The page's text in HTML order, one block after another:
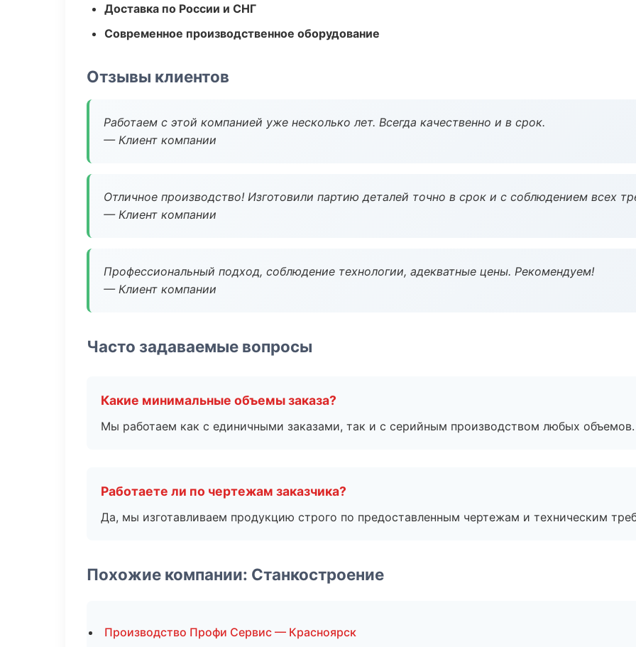
Доставка по России и СНГ
Современное производственное оборудование
Отзывы клиентов
Работаем с этой компанией уже несколько лет. Всегда качественно и в срок.
— Клиент компании
Отличное производство! Изготовили партию деталей точно в срок и с соблюдением всех
— Клиент компании
Профессиональный подход, соблюдение технологии, адекватные цены. Рекомендуем!
— Клиент компании
Часто задаваемые вопросы
Какие минимальные объемы заказа?
Мы работаем как с единичными заказами, так и с серийным производством любых объемов.
Работаете ли по чертежам заказчика?
Да, мы изготавливаем продукцию строго по предоставленным чертежам и техническим
Похожие компании: Станкостроение
Производство Профи Сервис — Красноярск